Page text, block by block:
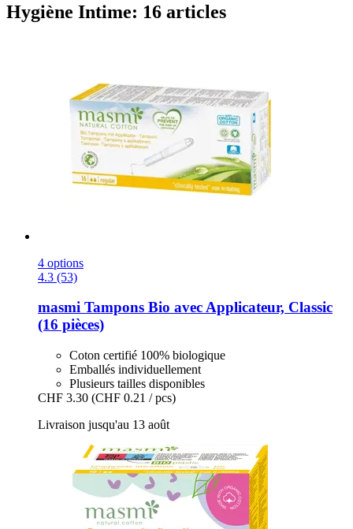
Hygiène Intime: 16 articles
4 options
4.3 (53)
masmi Tampons Bio avec Applicateur, Classic
(16 pièces)
Coton certifié 100% biologique
Emballés individuellement
Plusieurs tailles disponibles
CHF 3.30 (CHF 0.21 / pcs)
Livraison jusqu'au 13 août